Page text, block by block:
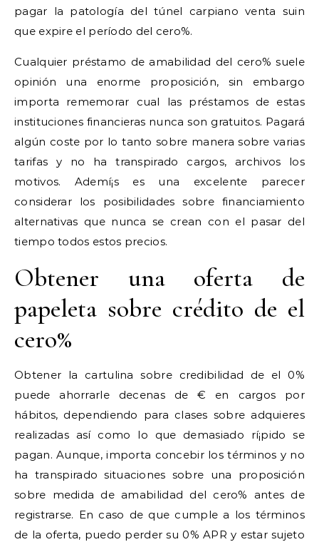
pagar la patologí­a del túnel carpiano venta suin
que expire el período del cero%.
Cualquier préstamo de amabilidad del cero% suele
opinión una enorme proposición, sin embargo
importa rememorar cual las préstamos de estas
instituciones financieras nunca son gratuitos. Pagará
algún coste por lo tanto sobre manera sobre varias
tarifas y no ha transpirado cargos, archivos los
motivos. Ademí¡s es una excelente parecer
considerar los posibilidades sobre financiamiento
alternativas que nunca se crean con el pasar del
tiempo todos estos precios.
Obtener una oferta de
papeleta sobre crédito de el
cero%
Obtener la cartulina sobre credibilidad de el 0%
puede ahorrarle decenas de € en cargos por
hábitos, dependiendo para clases sobre adquieres
realizadas así­ como lo que demasiado rí¡pido se
pagan. Aunque, importa concebir los términos y no
ha transpirado situaciones sobre una proposición
sobre medida de amabilidad del cero% antes de
registrarse. En caso de que cumple a los términos
de la oferta, puedo perder su 0% APR y estar sujeto